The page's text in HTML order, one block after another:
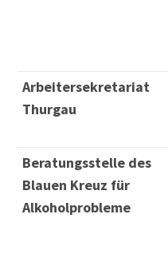
Arbeitersekretariat
Thurgau
Beratungsstelle des
Blauen Kreuz für
Alkoholprobleme